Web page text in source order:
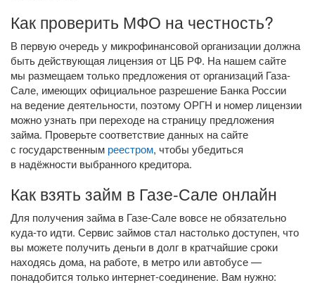
Как проверить МФО на честность?
В первую очередь у микрофинансовой организации должна
быть действующая лицензия от ЦБ РФ. На нашем сайте
мы размещаем только предложения от организаций Газа-
Сале, имеющих официальное разрешение Банка России
на ведение деятельности, поэтому ОРГН и номер лицензии
можно узнать при переходе на страницу предложения
займа. Проверьте соответствие данных на сайте
с государственным реестром, чтобы убедиться
в надёжности выбранного кредитора.
Как взять займ в Газе-Сале онлайн
Для получения займа в Газе-Сале вовсе не обязательно
куда-то идти. Сервис займов стал настолько доступен, что
вы можете получить деньги в долг в кратчайшие сроки
находясь дома, на работе, в метро или автобусе —
понадобится только интернет-соединение. Вам нужно: